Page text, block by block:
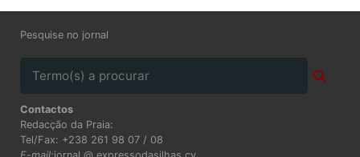
Pesquise no jornal
Contactos
Redacção da Praia:
Tel/Fax: +238 261 98 07 / 08